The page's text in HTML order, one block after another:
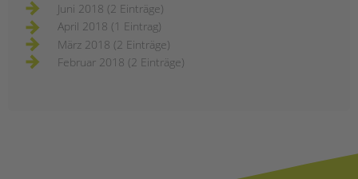
Juni 2018 (2 Einträge)
April 2018 (1 Eintrag)
März 2018 (2 Einträge)
Februar 2018 (2 Einträge)